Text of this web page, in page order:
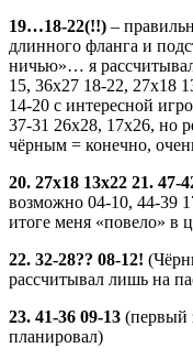
19…18-22(!!) –
длинного фланга и
ничью»… я
15, 36х27 18-22, 27х18
14-20 с интересной
37-31 26х28, 17х26, но
чёрным = конечно,
20. 27х18 13х22 21. 47-
возможно 04-10, 44-39
итоге меня «повело» в
22. 32-28?? 08-12!
рассчитывал лишь на
23. 41-36 09-13 (первый
планировал)